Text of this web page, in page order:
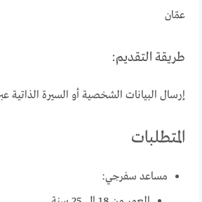
عمّان
طريقة التقديم:
إرسال البيانات الشخصية أو السيرة الذاتية
المتطلبات
مساعد سفرجي: